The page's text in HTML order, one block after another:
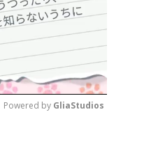
Powered by GliaStudios